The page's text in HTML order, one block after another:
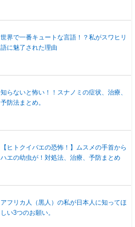
世界で一番キュートな言語！？私がスワヒリ
語に魅了された理由
知らないと怖い！！スナノミの症状、治療、
予防法まとめ。
【ヒトクイバエの恐怖！】ムスメの手首から
ハエの幼虫が！対処法、治療、予防まとめ
アフリカ人（黒人）の私が日本人に知ってほ
しい3つのお願い。